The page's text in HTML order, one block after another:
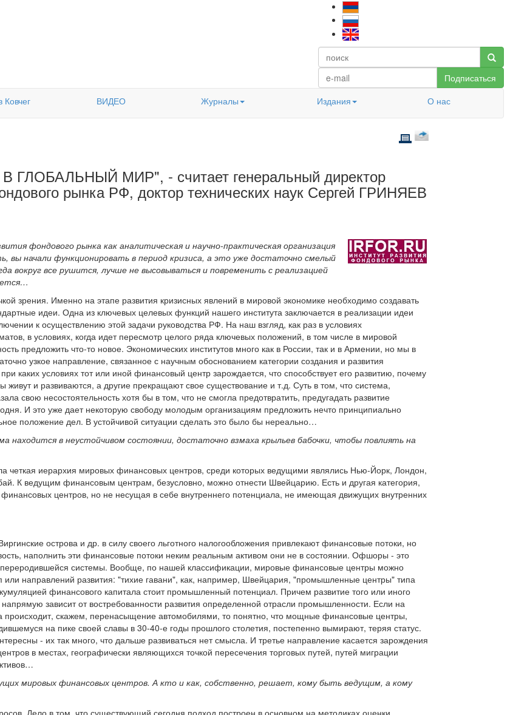
Подписаться
Ковчег ВИДЕО Журналы Издания О нас
МИР", - считает генеральный директор
рынка РФ, доктор технических наук Сергей ГРИНЯЕВ
фондового рынка как аналитическая и научно-практическая организация
вы начали функционировать в период кризиса, а это уже достаточно смелый
вокруг все рушится, лучше не высовываться и повременить с реализацией
зрения. Именно на этапе развития кризисных явлений в мировой экономике необходимо создавать
идеи. Одна из ключевых целевых функций нашего института заключается в реализации идеи
к осуществлению этой задачи руководства РФ. На наш взгляд, как раз в условиях
в условиях, когда идет пересмотр целого ряда ключевых положений, в том числе в мировой
предложить что-то новое. Экономических институтов много как в России, так и в Армении, но мы в
узкое направление, связанное с научным обоснованием категории создания и развития
каких условиях тот или иной финансовый центр зарождается, что способствует его развитию, почему
живут и развиваются, а другие прекращают свое существование и т.д. Суть в том, что система,
свою несостоятельность хотя бы в том, что не смогла предотвратить, предугадать развитие
И это уже дает некоторую свободу молодым организациям предложить нечто принципиально
положение дел. В устойчивой ситуации сделать это было бы нереально…
находится в неустойчивом состоянии, достаточно взмаха крыльев бабочки, чтобы повлиять на
четкая иерархия мировых финансовых центров, среди которых ведущими являлись Нью-Йорк, Лондон,
К ведущим финансовым центрам, безусловно, можно отнести Швейцарию. Есть и другая категория,
финансовых центров, но не несущая в себе внутреннего потенциала, не имеющая движущих внутренних
острова и др. в силу своего льготного налогообложения привлекают финансовые потоки, но
наполнить эти финансовые потоки неким реальным активом они не в состоянии. Офшоры - это
системы. Вообще, по нашей классификации, мировые финансовые центры можно
или направлений развития: "тихие гавани", как, например, Швейцария, "промышленные центры" типа
финансового капитала стоит промышленный потенциал. Причем развитие того или иного
зависит от востребованности развития определенной отрасли промышленности. Если на
происходит, скажем, перенасыщение автомобилями, то понятно, что мощные финансовые центры,
на пике своей славы в 30-40-е годы прошлого столетия, постепенно вымирают, теряя статус.
- их так много, что дальше развиваться нет смысла. И третье направление касается зарождения
в местах, географически являющихся точкой пересечения торговых путей, путей миграции
мировых финансовых центров. А кто и как, собственно, решает, кому быть ведущим, а кому